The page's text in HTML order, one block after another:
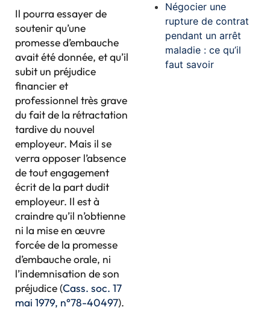
Il pourra essayer de
soutenir qu’une
promesse d’embauche
avait été donnée, et qu’il
subit un préjudice
financier et
professionnel très grave
du fait de la rétractation
tardive du nouvel
employeur. Mais il se
verra opposer l’absence
de tout engagement
écrit de la part dudit
employeur. Il est à
craindre qu’il n’obtienne
ni la mise en œuvre
forcée de la promesse
d’embauche orale, ni
l’indemnisation de son
préjudice (Cass. soc. 17
mai 1979, n°78-40497).
Négocier une
rupture de contrat
pendant un arrêt
maladie : ce qu’il
faut savoir